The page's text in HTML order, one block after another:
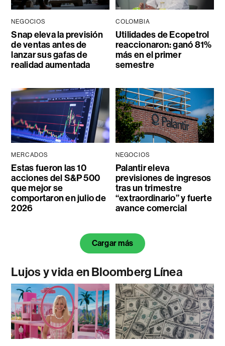
NEGOCIOS
Snap eleva la previsión
de ventas antes de
lanzar sus gafas de
realidad aumentada
COLOMBIA
Utilidades de Ecopetrol
reaccionaron: ganó 81%
más en el primer
semestre
MERCADOS
Estas fueron las 10
acciones del S&P 500
que mejor se
comportaron en julio de
2026
NEGOCIOS
Palantir eleva
previsiones de ingresos
tras un trimestre
“extraordinario” y fuerte
avance comercial
Cargar más
Lujos y vida en Bloomberg Línea